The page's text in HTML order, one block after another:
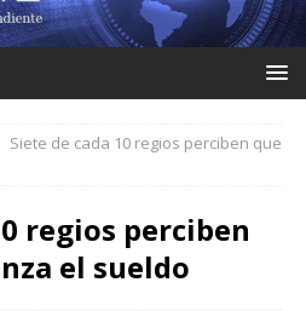
Siete de cada 10 regios perciben que
regios perciben
el sueldo